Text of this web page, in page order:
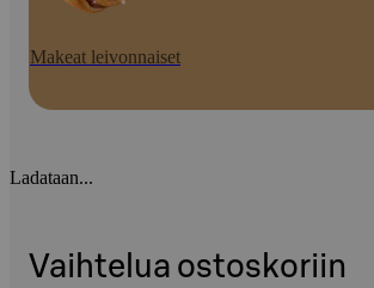
Makeat leivonnaiset
Ladataan...
Vaihtelua ostoskoriin